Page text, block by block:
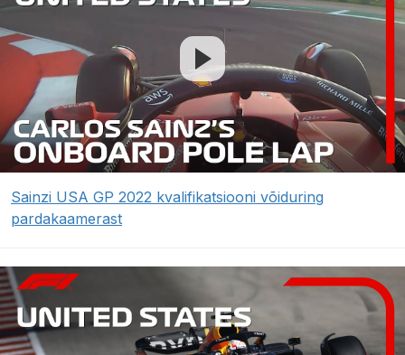
Sainzi USA GP 2022 kvalifikatsiooni võiduring
pardakaamerast